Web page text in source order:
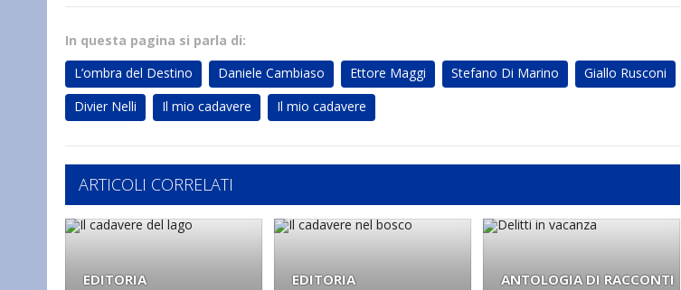
In questa pagina si parla di:
L’ombra del Destino
Daniele Cambiaso Ettore Maggi Stefano Di Marino
Giallo Rusconi
Divier Nelli
Il mio cadavere Il mio cadavere
ARTICOLI CORRELATI
EDITORIA EDITORIA ANTOLOGIA DI RACCONTI